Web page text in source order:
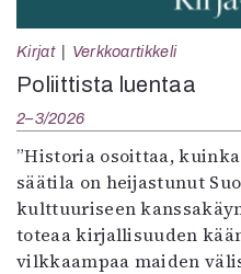
Kirjat Verkkoartikkeli
Poliittista luentaa
2–3/2026
”Historia osoittaa,
säätila on heijastunut
kulttuuriseen
toteaa kirjallisuuden
vilkkaampaa maiden